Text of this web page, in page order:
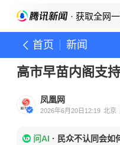
· 获取全网
首页 新闻
高市早苗内阁支
凤凰网
2026年6月20日12:19 北京
问AI · 民众不认同会如